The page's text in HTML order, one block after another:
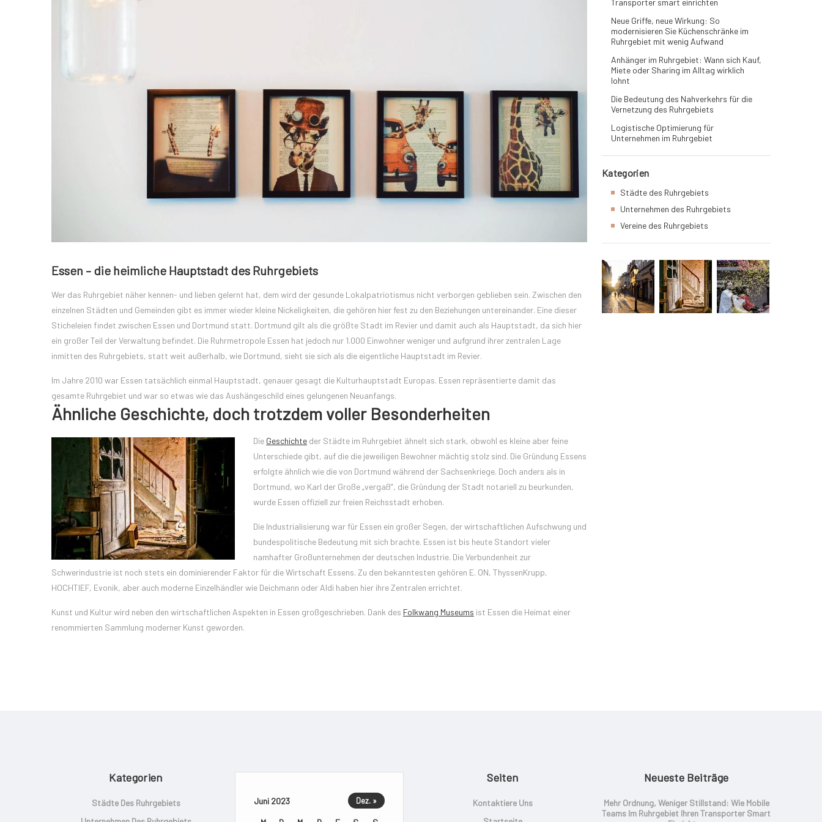
Essen – die heimliche Hauptstadt des Ruhrgebiets
Wer das Ruhrgebiet näher kennen- und lieben gelernt hat, dem wird der gesunde Lokalpatriotismus nicht verborgen geblieben sein. Zwischen den
einzelnen Städten und Gemeinden gibt es immer wieder kleine Nickeligkeiten, die gehören hier fest zu den Beziehungen untereinander. Eine dieser
Sticheleien findet zwischen Essen und Dortmund statt. Dortmund gilt als die größte Stadt im Revier und damit auch als Hauptstadt, da sich hier
ein großer Teil der Verwaltung befindet. Die Ruhrmetropole Essen hat jedoch nur 1.000 Einwohner weniger und aufgrund ihrer zentralen Lage
inmitten des Ruhrgebiets, statt weit außerhalb, wie Dortmund, sieht sie sich als die eigentliche Hauptstadt im Revier.
Im Jahre 2010 war Essen tatsächlich einmal Hauptstadt, genauer gesagt die Kulturhauptstadt Europas. Essen repräsentierte damit das
gesamte Ruhrgebiet und war so etwas wie das Aushängeschild eines gelungenen Neuanfangs.
Ähnliche Geschichte, doch trotzdem voller Besonderheiten
Die Geschichte der Städte im Ruhrgebiet ähnelt sich stark, obwohl es kleine aber feine
Unterschiede gibt, auf die die jeweiligen Bewohner mächtig stolz sind. Die Gründung Essens
erfolgte ähnlich wie die von Dortmund während der Sachsenkriege. Doch anders als in
Dortmund, wo Karl der Große „vergaß“, die Gründung der Stadt notariell zu beurkunden,
wurde Essen offiziell zur freien Reichsstadt erhoben.
Die Industrialisierung war für Essen ein großer Segen, der wirtschaftlichen Aufschwung und
bundespolitische Bedeutung mit sich brachte. Essen ist bis heute Standort vieler
namhafter Großunternehmen der deutschen Industrie. Die Verbundenheit zur
Schwerindustrie ist noch stets ein dominierender Faktor für die Wirtschaft Essens. Zu den bekanntesten gehören E. ON, ThyssenKrupp,
HOCHTIEF, Evonik, aber auch moderne Einzelhändler wie Deichmann oder Aldi haben hier ihre Zentralen errichtet.
Kunst und Kultur wird neben den wirtschaftlichen Aspekten in Essen großgeschrieben. Dank des Folkwang Museums ist Essen die Heimat einer
renommierten Sammlung moderner Kunst geworden.
Transporter smart einrichten
Neue Griffe, neue Wirkung: So
modernisieren Sie Küchenschränke im
Ruhrgebiet mit wenig Aufwand
Anhänger im Ruhrgebiet: Wann sich Kauf,
Miete oder Sharing im Alltag wirklich
lohnt
Die Bedeutung des Nahverkehrs für die
Vernetzung des Ruhrgebiets
Logistische Optimierung für
Unternehmen im Ruhrgebiet
Kategorien
Städte des Ruhrgebiets
Unternehmen des Ruhrgebiets
Vereine des Ruhrgebiets
Kategorien
Städte Des Ruhrgebiets
Juni 2023 Dez. »
Seiten
Kontaktiere Uns
Neueste Beiträge
Mehr Ordnung, Weniger Stillstand: Wie Mobile
Teams Im Ruhrgebiet Ihren Transporter Smart